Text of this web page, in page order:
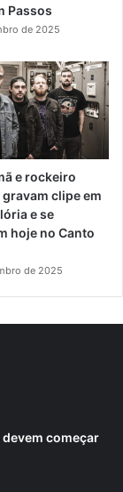
Passos
de 2025
e rockeiro
clipe em
e se
hoje no Canto
de 2025
começar